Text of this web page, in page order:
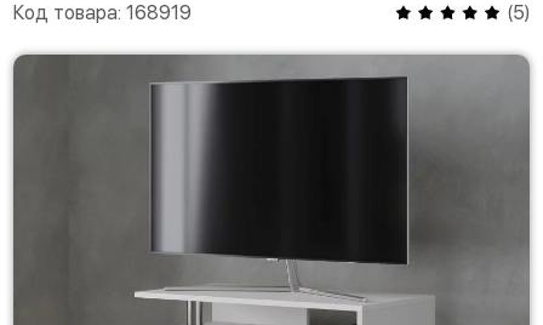
Код товара: 168919 (5)